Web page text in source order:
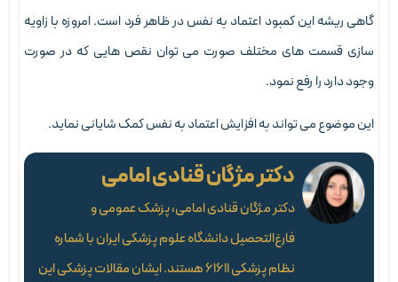
ریشه این کمبود اعتماد به نفس در ظاهر فرد است. امروزه با زاویه
قسمت های مختلف صورت می توان نقص هایی که در صورت
دارد را رفع نمود.
موضوع می تواند به افزایش اعتماد به نفس کمک شایانی نماید.
دکتر مژگان قنادی امامی
دکتر مژگان قنادی امامی، پزشک عمومی و
فارغ‌التحصیل دانشگاه علوم پزشکی ایران با شماره
نظام پزشکی ۶۱۶۱۱ هستند. ایشان مقالات پزشکی این